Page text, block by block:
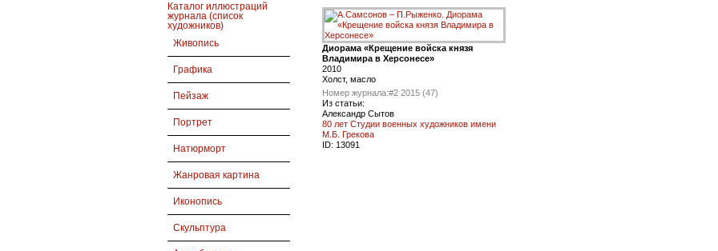
Каталог иллюстраций
журнала (список
художников)
Живопись
Графика
Пейзаж
Портрет
Натюрморт
Жанровая картина
Иконопись
Скульптура
Диорама «Крещение войска князя
Владимира в Херсонесе»
2010
Холст, масло
Номер журнала:#2 2015 (47)
Из статьи:
Александр Сытов
80 лет Студии военных художников имени
М.Б. Грекова
ID: 13091